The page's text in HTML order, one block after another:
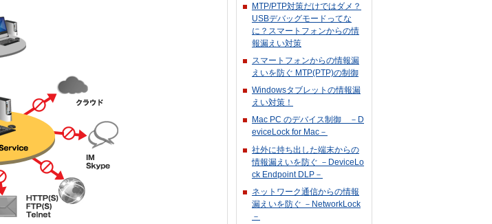
MTP/PTP対策だけではダメ？
USBデバッグモードってな
に？スマートフォンからの情
報漏えい対策
スマートフォンからの情報漏
えいを防ぐ MTP(PTP)の制御
Windowsタブレットの情報漏
えい対策！
Mac PC のデバイス制御 －D
eviceLock for Mac－
社外に持ち出した端末からの
情報漏えいを防ぐ －DeviceLo
ck Endpoint DLP－
ネットワーク通信からの情報
漏えいを防ぐ －NetworkLock
－